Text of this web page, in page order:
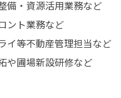
備・資源活用業務など
ント業務など
イ等不動産管理担当など
や圃場新設研修など